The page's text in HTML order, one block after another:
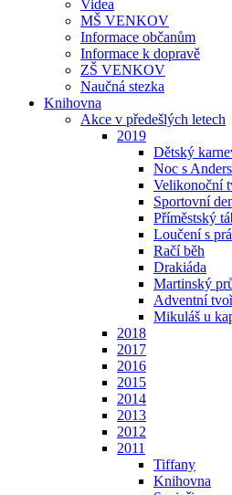
Videa
MŠ VENKOV
Informace občanům
Informace k dopravě
ZŠ VENKOV
Naučná stezka
Knihovna
Akce v předešlých letech
2019
Dětský
Noc s
Velikonoční
Sportovní
Příměstský
Loučení s
Račí běh
Drakiáda
Martinský
Adventní
Mikuláš u
2018
2017
2016
2015
2014
2013
2012
2011
Tiffany
Knihovna